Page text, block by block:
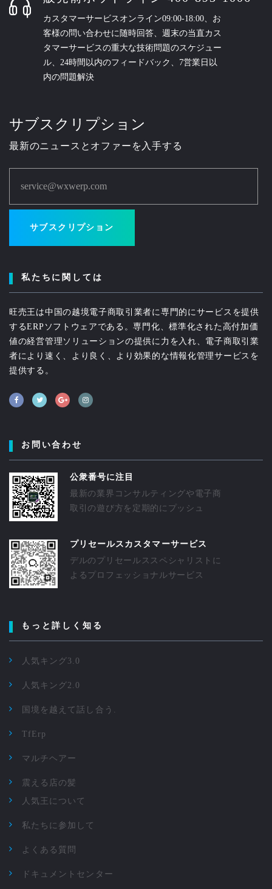
カスタマーサービスオンライン09:00-18:00、お
客様の問い合わせに随時回答、週末の当直カス
タマーサービスの重大な技術問題のスケジュー
ル、24時間以内のフィードバック、7営業日以
内の問題解決
サブスクリプション
最新のニュースとオファーを入手する
service@wxwerp.com
サブスクリプション
私たちに関しては
旺売王は中国の越境電子商取引業者に専門的にサービスを提供
するERPソフトウェアである。専門化、標準化された高付加価
値の経営管理ソリューションの提供に力を入れ、電子商取引業
者により速く、より良く、より効果的な情報化管理サービスを
提供する。
お問い合わせ
公衆番号に注目
最新の業界コンサルティングや電子商
取引の遊び方を定期的にプッシュ
プリセールスカスタマーサービス
デルのプリセールススペシャリストに
よるプロフェッショナルサービス
もっと詳しく知る
人気キング3.0
人気キング2.0
国境を越えて話し合う.
TfErp
マルチヘアー
震える店の髪
人気王について
私たちに参加して
よくある質問
ドキュメントセンター